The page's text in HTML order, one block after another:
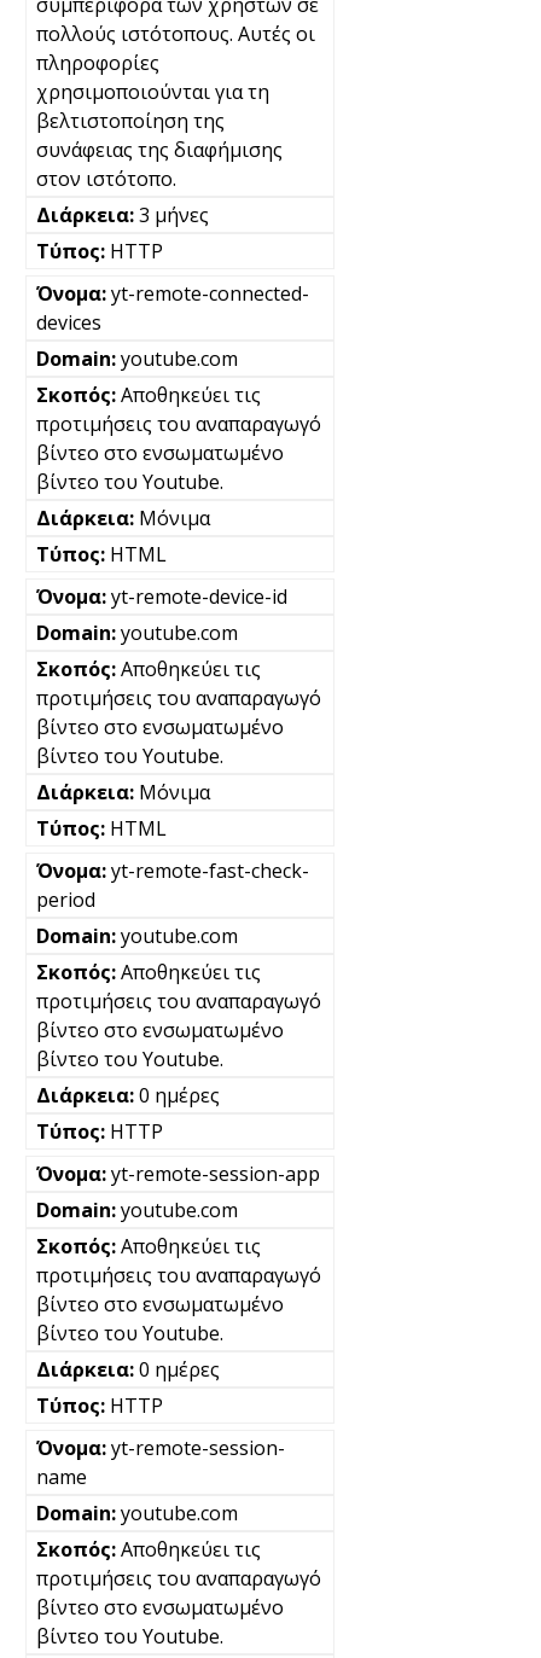
πολλούς ιστότοπους. Αυτές οι
πληροφορίες
χρησιμοποιούνται για τη
βελτιστοποίηση της
συνάφειας της διαφήμισης
στον ιστότοπο.
3 μήνες
HTTP
yt-remote-connected-
devices
youtube.com
Αποθηκεύει τις
προτιμήσεις του αναπαραγωγό
βίντεο στο ενσωματωμένο
βίντεο του Youtube.
Μόνιμα
HTML
yt-remote-device-id
youtube.com
Αποθηκεύει τις
προτιμήσεις του αναπαραγωγό
βίντεο στο ενσωματωμένο
βίντεο του Youtube.
Μόνιμα
HTML
yt-remote-fast-check-
period
youtube.com
Αποθηκεύει τις
προτιμήσεις του αναπαραγωγό
βίντεο στο ενσωματωμένο
βίντεο του Youtube.
0 ημέρες
HTTP
yt-remote-session-app
youtube.com
Αποθηκεύει τις
προτιμήσεις του αναπαραγωγό
βίντεο στο ενσωματωμένο
βίντεο του Youtube.
0 ημέρες
HTTP
yt-remote-session-
name
youtube.com
Αποθηκεύει τις
προτιμήσεις του αναπαραγωγό
βίντεο στο ενσωματωμένο
βίντεο του Youtube.